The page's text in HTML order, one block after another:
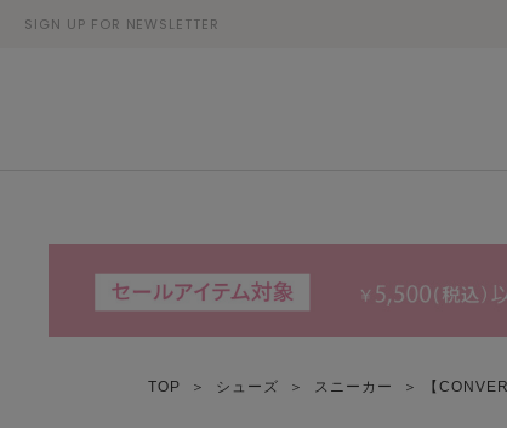
SIGN UP FOR NEWSLETTER
TOP ＞ シューズ ＞ スニーカー ＞ 【